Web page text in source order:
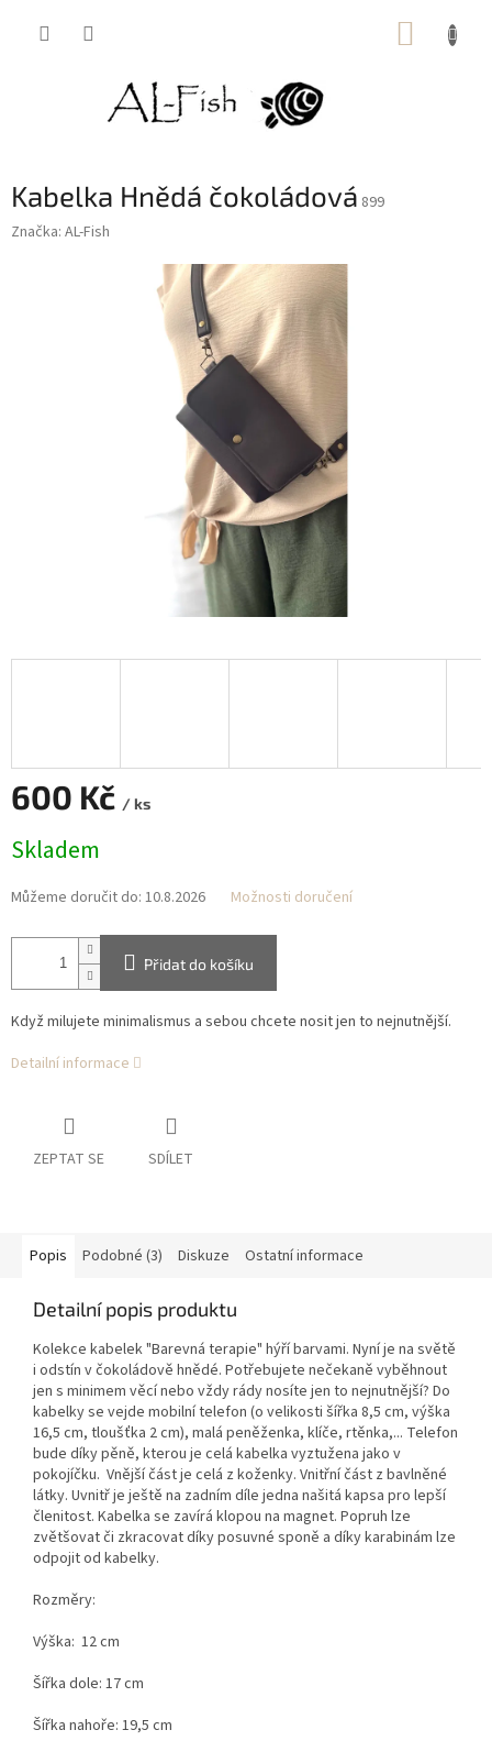
Kabelka Hnědá čokoládová 899
Značka: AL-Fish
600 Kč / ks
cena:
Skladem
Můžeme doručit do: 10.8.2026 Možnosti doručení
Přidat do košíku
Když milujete minimalismus a sebou chcete nosit jen to nejnutnější.
Detailní informace
ZEPTAT SE SDÍLET
Popis Podobné (3) Diskuze Ostatní informace
Detailní popis produktu
Kolekce kabelek "Barevná terapie" hýří barvami. Nyní je na světě
i odstín v čokoládově hnědé. Potřebujete nečekaně vyběhnout
jen s minimem věcí nebo vždy rády nosíte jen to nejnutnější? Do
kabelky se vejde mobilní telefon (o velikosti šířka 8,5 cm, výška
16,5 cm, tloušťka 2 cm), malá peněženka, klíče, rtěnka,... Telefon
bude díky pěně, kterou je celá kabelka vyztužena jako v
pokojíčku. Vnější část je celá z koženky. Vnitřní část z bavlněné
látky. Uvnitř je ještě na zadním díle jedna našitá kapsa pro lepší
členitost. Kabelka se zavírá klopou na magnet. Popruh lze
zvětšovat či zkracovat díky posuvné sponě a díky karabinám lze
odpojit od kabelky.
Rozměry:
Výška: 12 cm
Šířka dole: 17 cm
Šířka nahoře: 19,5 cm